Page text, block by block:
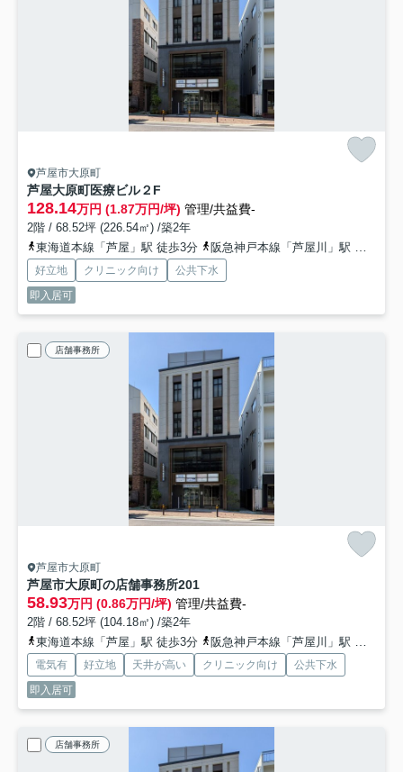
芦屋市大原町
芦屋大原町医療ビル２F
128.14万円 (1.87万円/坪) 管理/共益費-
2階 / 68.52坪 (226.54㎡) /築2年
東海道本線「芦屋」駅 徒歩3分
阪急神戸本線「芦屋川」駅 徒歩13分
好立地 クリニック向け
公共下水
即入居可
店舗事務所
芦屋市大原町
芦屋市大原町の店舗事務所201
58.93万円 (0.86万円/坪) 管理/共益費-
2階 / 68.52坪 (104.18㎡) /築2年
東海道本線「芦屋」駅 徒歩3分
阪急神戸本線「芦屋川」駅 徒歩14分
電気有 好立地 天井が高い クリニック向け
公共下水
即入居可
店舗事務所